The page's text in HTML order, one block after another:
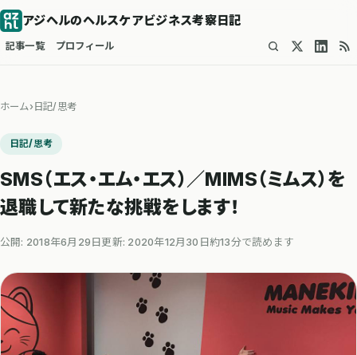
アジヘルのヘルスケアビジネス考察日記
記事一覧 プロフィール
ホーム› 日記/思考
日記/思考
SMS（エス・エム・エス）／MIMS（ミムス）を
退職して新たな挑戦をします！
公開: 2018年6月29日 更新: 2020年12月30日 約13分で読めます